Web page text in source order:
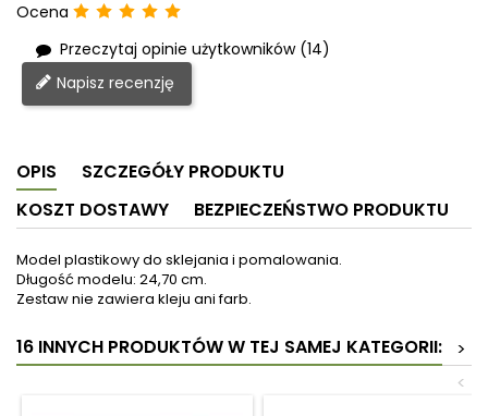
Ocena
Przeczytaj opinie użytkowników (14)
Napisz recenzję
OPIS
SZCZEGÓŁY PRODUKTU
KOSZT DOSTAWY
BEZPIECZEŃSTWO PRODUKTU
Model plastikowy do sklejania i pomalowania.
Długość modelu: 24,70 cm.
Zestaw nie zawiera kleju ani farb.
16 INNYCH PRODUKTÓW W TEJ SAMEJ KATEGORII:
>
<